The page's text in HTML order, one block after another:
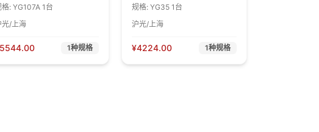
格:YG107A 1台
光/上海
1种规格
规格:YG35 1台
沪光/上海
¥4224.00 1种规格